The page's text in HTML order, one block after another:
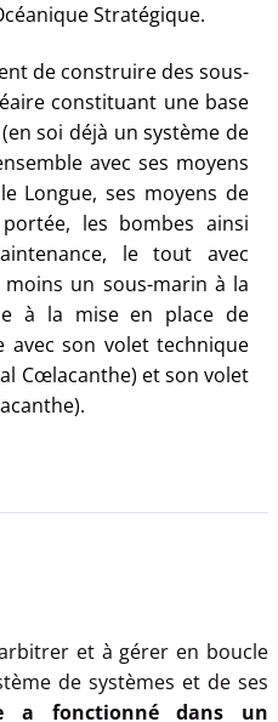
Stratégique.
de construire des sous-
constituant une base
soi déjà un système de
avec ses moyens
Longue, ses moyens de
les bombes ainsi
le tout avec
un sous-marin à la
à la mise en place de
avec son volet technique
Cœlacanthe) et son volet
et à gérer en boucle
de systèmes et de ses
a fonctionné dans un